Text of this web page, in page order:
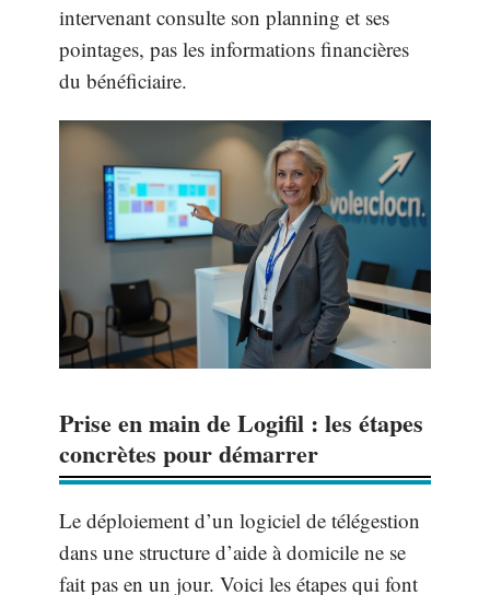
intervenant consulte son planning et ses
pointages, pas les informations financières
du bénéficiaire.
Prise en main de Logifil : les étapes
concrètes pour démarrer
Le déploiement d’un logiciel de télégestion
dans une structure d’aide à domicile ne se
fait pas en un jour. Voici les étapes qui font